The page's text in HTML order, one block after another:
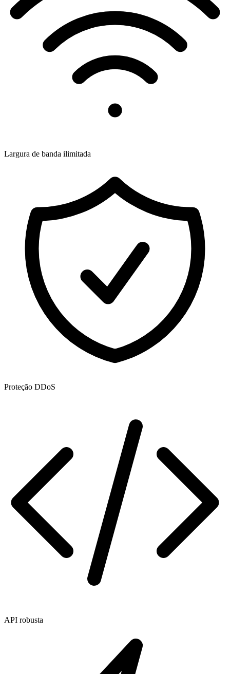
Largura de banda ilimitada
Proteção DDoS
API robusta